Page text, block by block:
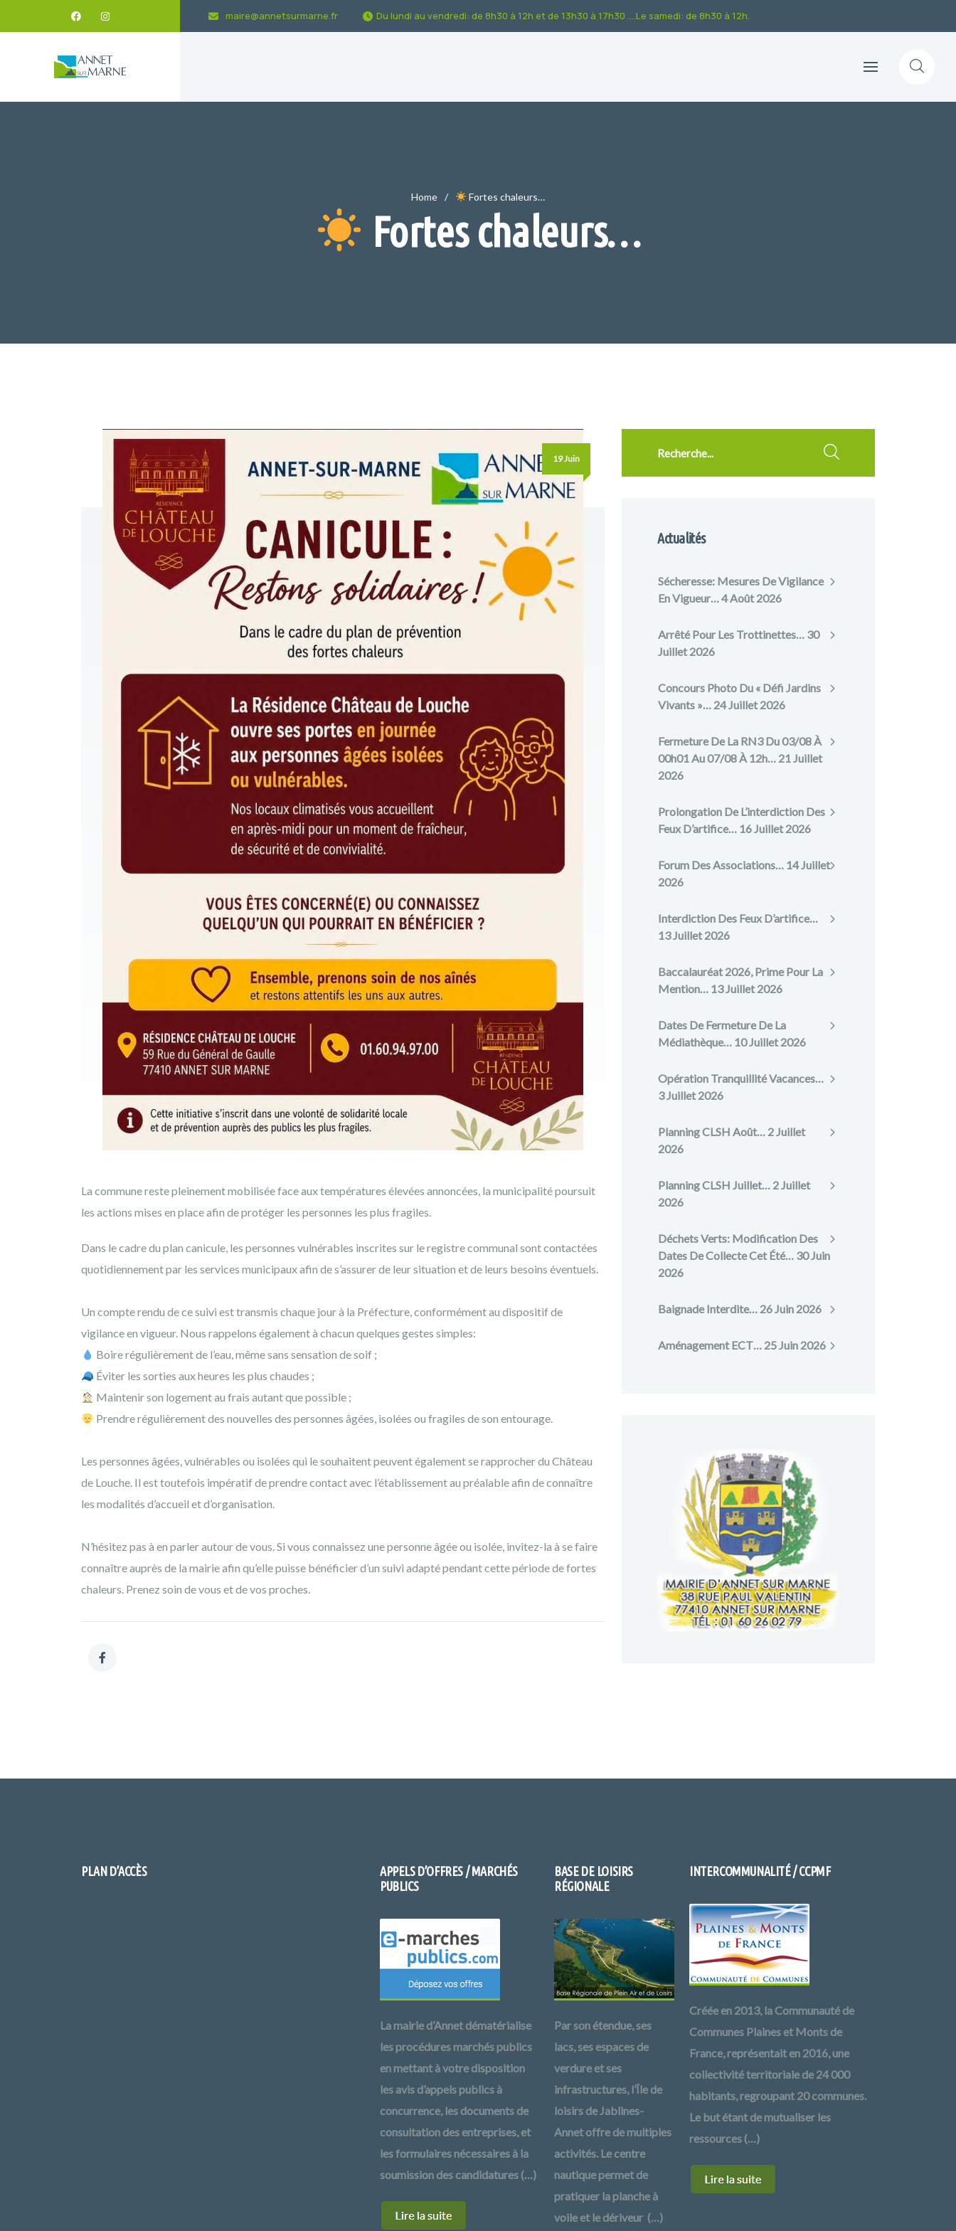
maire@annetsurmarne.fr Du lundi au vendredi: de 8h30 à 12h et de 13h30 à 17h30 ....Le samedi: de 8h30 à 12h.
Home Fortes chaleurs…
Fortes chaleurs…
19 Juin
La commune reste pleinement mobilisée face aux températures élevées annoncées, la municipalité poursuit
les actions mises en place afin de protéger les personnes les plus fragiles.
Dans le cadre du plan canicule, les personnes vulnérables inscrites sur le registre communal sont contactées
quotidiennement par les services municipaux afin de s’assurer de leur situation et de leurs besoins éventuels.
Un compte rendu de ce suivi est transmis chaque jour à la Préfecture, conformément au dispositif de
vigilance en vigueur. Nous rappelons également à chacun quelques gestes simples:
Boire régulièrement de l’eau, même sans sensation de soif ;
Éviter les sorties aux heures les plus chaudes ;
Maintenir son logement au frais autant que possible ;
Prendre régulièrement des nouvelles des personnes âgées, isolées ou fragiles de son entourage.
Les personnes âgées, vulnérables ou isolées qui le souhaitent peuvent également se rapprocher du Château
de Louche. Il est toutefois impératif de prendre contact avec l’établissement au préalable afin de connaître
les modalités d’accueil et d’organisation.
N’hésitez pas à en parler autour de vous. Si vous connaissez une personne âgée ou isolée, invitez-la à se faire
connaître auprès de la mairie afin qu’elle puisse bénéficier d’un suivi adapté pendant cette période de fortes
chaleurs. Prenez soin de vous et de vos proches.
Actualités
Sécheresse: Mesures De Vigilance
En Vigueur…4 Août 2026
Arrêté Pour Les Trottinettes… 30
Juillet 2026
Concours Photo Du « Défi Jardins
Vivants »… 24 Juillet 2026
Fermeture De La RN3 Du 03/08 À
00h01 Au 07/08 À 12h… 21 Juillet
2026
Prolongation De L’interdiction Des
Feux D’artifice… 16 Juillet 2026
Forum Des Associations… 14 Juillet
2026
Interdiction Des Feux D’artifice…
13 Juillet 2026
Baccalauréat 2026, Prime Pour La
Mention… 13 Juillet 2026
Dates De Fermeture De La
Médiathèque… 10 Juillet 2026
Opération Tranquillité Vacances…
3 Juillet 2026
Planning CLSH Août… 2 Juillet
2026
Planning CLSH Juillet… 2 Juillet
2026
Déchets Verts: Modification Des
Dates De Collecte Cet Été… 30 Juin
2026
Baignade Interdite… 26 Juin 2026
Aménagement ECT… 25 Juin 2026
PLAN D’ACCÈS
APPELS D’OFFRES / MARCHÉS
PUBLICS
La mairie d’Annet dématérialise
les procédures marchés publics
en mettant à votre disposition
les avis d’appels publics à
concurrence, les documents de
consultation des entreprises, et
les formulaires nécessaires à la
soumission des candidatures (…)
BASE DE LOISIRS
RÉGIONALE
Par son étendue, ses
lacs, ses espaces de
verdure et ses
infrastructures, l’Île de
loisirs de Jablines-
Annet offre de multiples
activités. Le centre
nautique permet de
pratiquer la planche à
voile et le dériveur (…)
INTERCOMMUNALITÉ / CCPMF
Créée en 2013, la Communauté de
Communes Plaines et Monts de
France, représentait en 2016, une
collectivité territoriale de 24 000
habitants, regroupant 20 communes.
Le but étant de mutualiser les
ressources (…)